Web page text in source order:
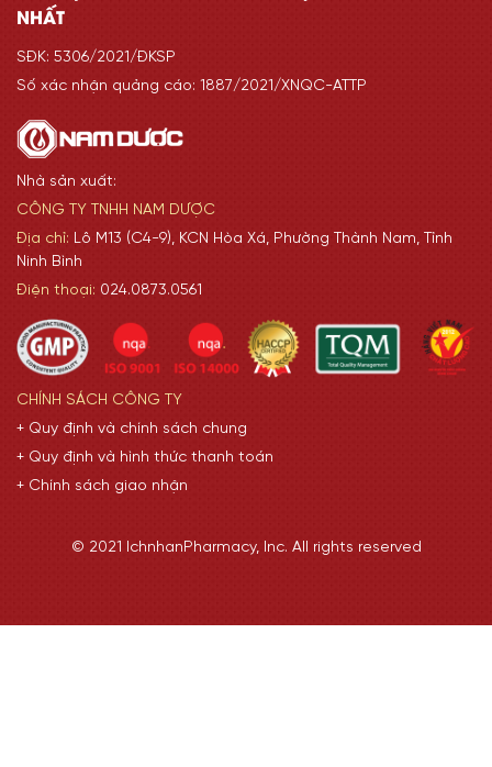
NHẤT
SĐK: 5306/2021/ĐKSP
Số xác nhận quảng cáo: 1887/2021/XNQC-ATTP
Nhà sản xuất:
CÔNG TY TNHH NAM DƯỢC
Địa chỉ: Lô M13 (C4-9), KCN Hòa Xá, Phường Thành Nam, Tỉnh
Ninh Bình
Điện thoại: 024.0873.0561
CHÍNH SÁCH CÔNG TY
+ Quy định và chính sách chung
+ Quy định và hình thức thanh toán
+ Chính sách giao nhận
© 2021 IchnhanPharmacy, Inc. All rights reserved